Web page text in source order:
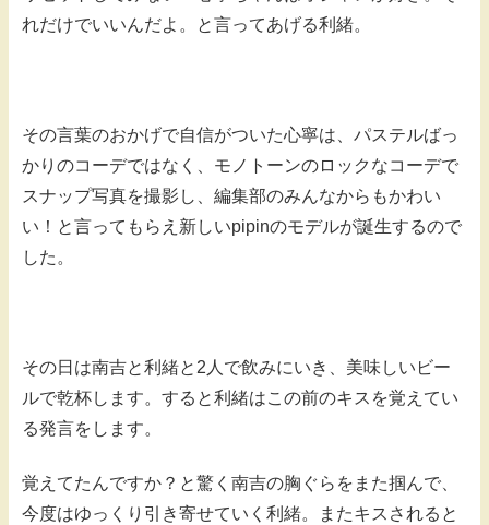
れだけでいいんだよ。と言ってあげる利緒。
その言葉のおかげで自信がついた心寧は、パステルばっ
かりのコーデではなく、モノトーンのロックなコーデで
スナップ写真を撮影し、編集部のみんなからもかわい
い！と言ってもらえ新しいpipinのモデルが誕生するので
した。
その日は南吉と利緒と2人で飲みにいき、美味しいビー
ルで乾杯します。すると利緒はこの前のキスを覚えてい
る発言をします。
覚えてたんですか？と驚く南吉の胸ぐらをまた掴んで、
今度はゆっくり引き寄せていく利緒。またキスされると